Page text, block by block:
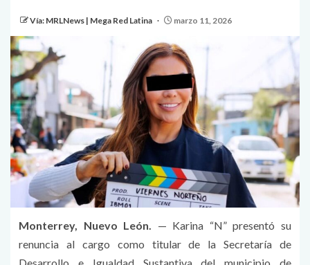
Vía: MRLNews | Mega Red Latina marzo 11, 2026
Monterrey, Nuevo León. — Karina “N” presentó su
renuncia al cargo como titular de la Secretaría de